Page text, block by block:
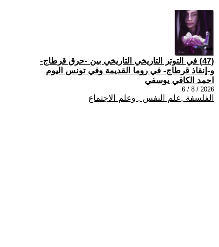
(47) في التوتر التاريخي التاريخي بين -حرق قرطاج-
و-إنقاذ قرطاج- في روما القديمة وفي تونس اليوم
احمد الكافي يوسفي
2026 / 8 / 6
الفلسفة ,علم النفس , وعلم الاجتماع